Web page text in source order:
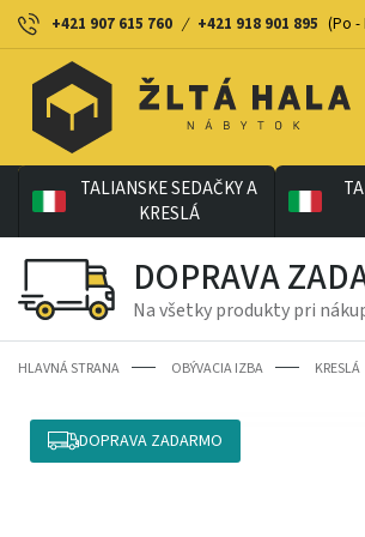
+421 907 615 760 / +421 918 901 895 (Po -
TALIANSKE SEDAČKY A
KRESLÁ
DOPRAVA
Na všetky produkty pri
HLAVNÁ STRANA OBÝVACIA IZBA KRESLÁ
DOPRAVA ZADARMO